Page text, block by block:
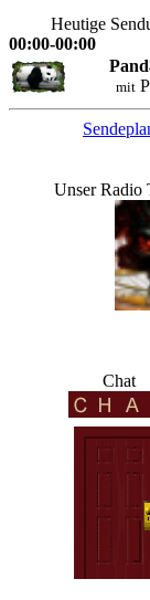
Heutige
00:00-00:00
mit
Unser Radio
Chat